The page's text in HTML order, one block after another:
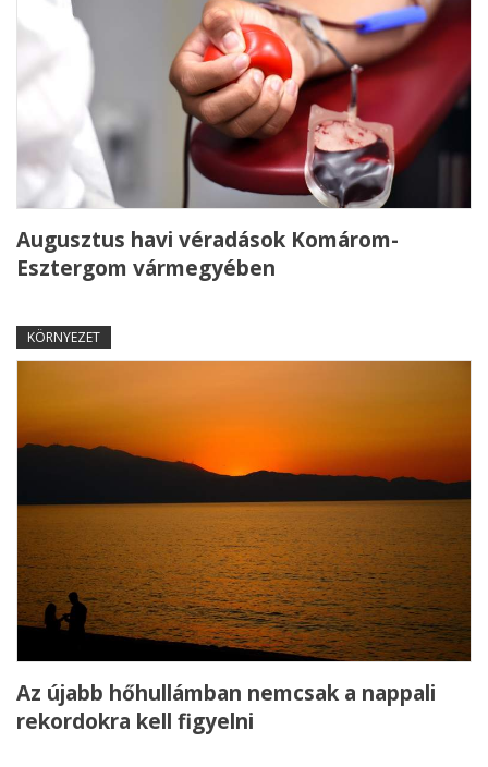
Augusztus havi véradások Komárom-
Esztergom vármegyében
KÖRNYEZET
Az újabb hőhullámban nemcsak a nappali
rekordokra kell figyelni